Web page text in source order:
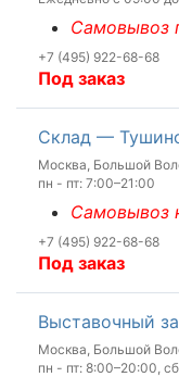
Самовывоз
+7 (495) 922-68-68
Под заказ
Склад —
Москва, Большой
пн - пт: 7:00–21:00
Самовывоз
+7 (495) 922-68-68
Под заказ
Выставочный
Москва, Большой
пн - пт: 8:00–20:00,